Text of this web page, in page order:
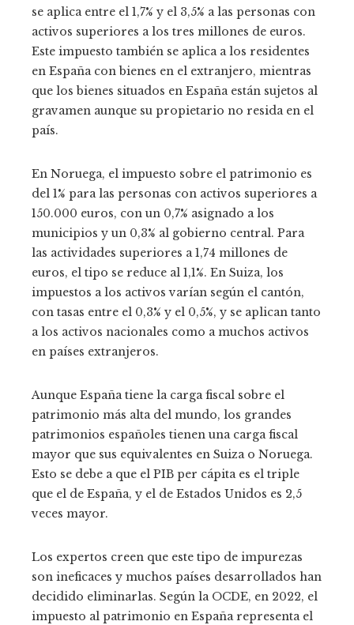
se aplica entre el 1,7% y el 3,5% a las personas con
activos superiores a los tres millones de euros.
Este impuesto también se aplica a los residentes
en España con bienes en el extranjero, mientras
que los bienes situados en España están sujetos al
gravamen aunque su propietario no resida en el
país.
En Noruega, el impuesto sobre el patrimonio es
del 1% para las personas con activos superiores a
150.000 euros, con un 0,7% asignado a los
municipios y un 0,3% al gobierno central. Para
las actividades superiores a 1,74 millones de
euros, el tipo se reduce al 1,1%. En Suiza, los
impuestos a los activos varían según el cantón,
con tasas entre el 0,3% y el 0,5%, y se aplican tanto
a los activos nacionales como a muchos activos
en países extranjeros.
Aunque España tiene la carga fiscal sobre el
patrimonio más alta del mundo, los grandes
patrimonios españoles tienen una carga fiscal
mayor que sus equivalentes en Suiza o Noruega.
Esto se debe a que el PIB per cápita es el triple
que el de España, y el de Estados Unidos es 2,5
veces mayor.
Los expertos creen que este tipo de impurezas
son ineficaces y muchos países desarrollados han
decidido eliminarlas. Según la OCDE, en 2022, el
impuesto al patrimonio en España representa el